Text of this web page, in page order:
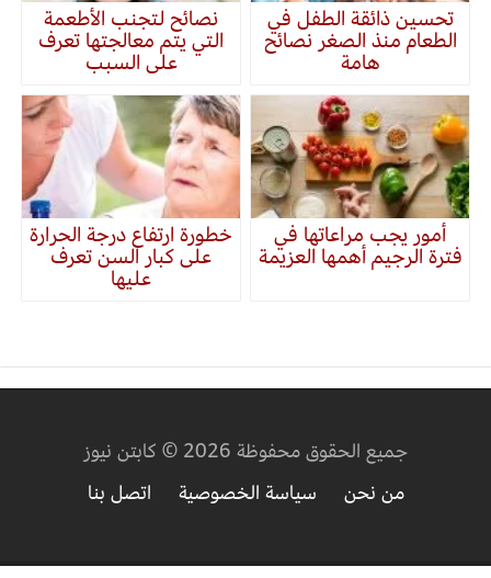
تحسين ذائقة الطفل في
الطعام منذ الصغر نصائح
هامة
نصائح لتجنب الأطعمة
التي يتم معالجتها تعرف
على السبب
أمور يجب مراعاتها في
فترة الرجيم أهمها العزيمة
خطورة ارتفاع درجة الحرارة
على كبار السن تعرف
عليها
جميع الحقوق محفوظة 2026 © كابتن نيوز
من نحن
سياسة الخصوصية اتصل بنا